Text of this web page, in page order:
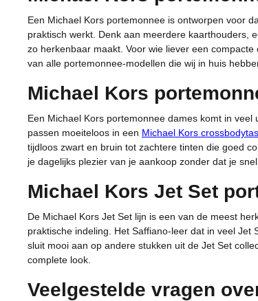
Een Michael Kors portemonnee is ontworpen voor
praktisch werkt. Denk aan meerdere kaarthouders,
zo herkenbaar maakt. Voor wie liever een
van alle portemonnee-modellen die wij in huis
Michael Kors
Een Michael Kors portemonnee dames komt in
passen moeiteloos in een Michael Kors crossbodytas
tijdloos zwart en bruin tot zachtere tinten die goed
je dagelijks plezier van je aankoop zonder dat je
Michael Kors Jet Set
De Michael Kors Jet Set lijn is een van de meest
praktische indeling. Het Saffiano-leer dat in veel
sluit mooi aan op andere stukken uit de Jet Set
complete look.
Veelgestelde vragen